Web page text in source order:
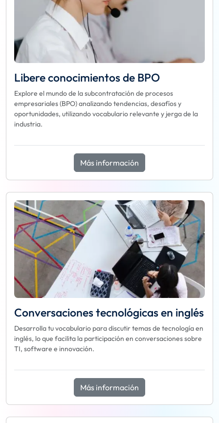
Libere conocimientos de BPO
Explore el mundo de la subcontratación de procesos
empresariales (BPO) analizando tendencias, desafíos y
oportunidades, utilizando vocabulario relevante y jerga de la
industria.
Más información
Conversaciones tecnológicas en inglés
Desarrolla tu vocabulario para discutir temas de tecnología en
inglés, lo que facilita la participación en conversaciones sobre
TI, software e innovación.
Más información